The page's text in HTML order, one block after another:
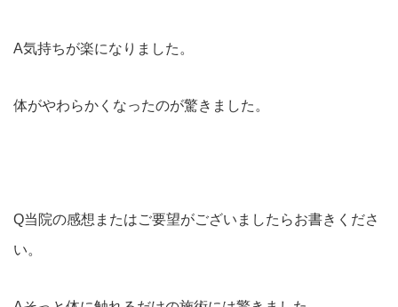
A気持ちが楽になりました。
体がやわらかくなったのが驚きました。
Q当院の感想またはご要望がございましたらお書きくださ
い。